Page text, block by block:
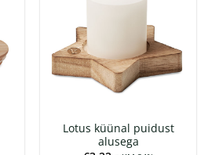
Lotus küünal puidust
alusega